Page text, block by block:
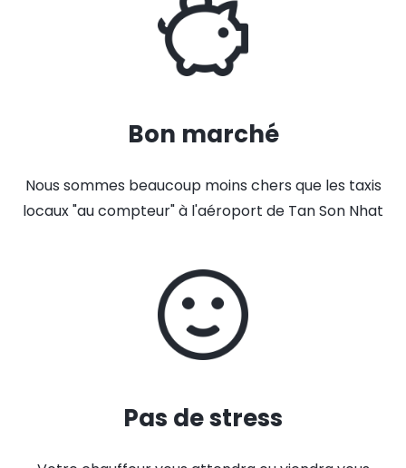
Bon marché
Nous sommes beaucoup moins chers que les taxis
locaux "au compteur" à l'aéroport de Tan Son Nhat
Pas de stress